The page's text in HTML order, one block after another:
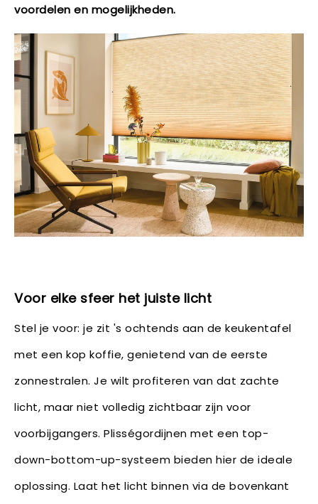
voordelen en mogelijkheden.
Voor elke sfeer het juiste licht
Stel je voor: je zit 's ochtends aan de keukentafel
met een kop koffie, genietend van de eerste
zonnestralen. Je wilt profiteren van dat zachte
licht, maar niet volledig zichtbaar zijn voor
voorbijgangers. Plisségordijnen met een top-
down-bottom-up-systeem bieden hier de ideale
oplossing. Laat het licht binnen via de bovenkant